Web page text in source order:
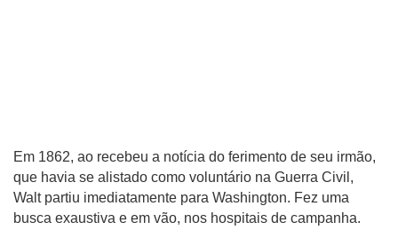
Em 1862, ao recebeu a notícia do ferimento de seu irmão,
que havia se alistado como voluntário na Guerra Civil,
Walt partiu imediatamente para Washington. Fez uma
busca exaustiva e em vão, nos hospitais de campanha.